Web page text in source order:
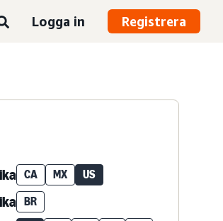
Logga in Registrera
CA MX US
BR